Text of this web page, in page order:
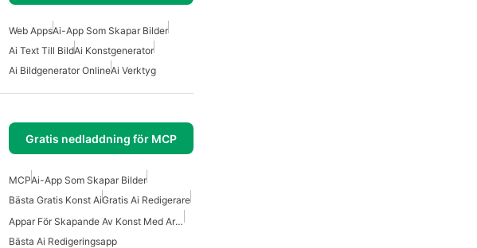
Web AppsAi-App Som Skapar Bilder
Ai Text Till BildAi Konstgenerator
Ai Bildgenerator OnlineAi Verktyg
Gratis nedladdning för MCP
MCPAi-App Som Skapar Bilder
Bästa Gratis Konst AiGratis Ai Redigerare
Appar För Skapande Av Konst Med Artificiell Intelligens
Bästa Ai Redigeringsapp